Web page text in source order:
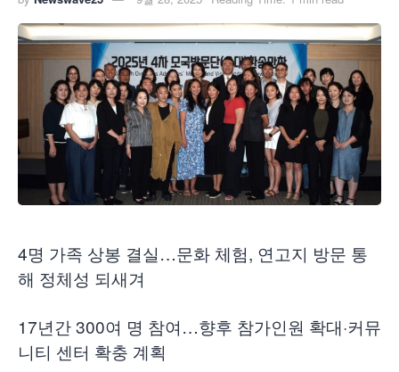
4명 가족 상봉 결실…문화 체험, 연고지 방문 통
해 정체성 되새겨
17년간 300여 명 참여…향후 참가인원 확대·커뮤
니티 센터 확충 계획